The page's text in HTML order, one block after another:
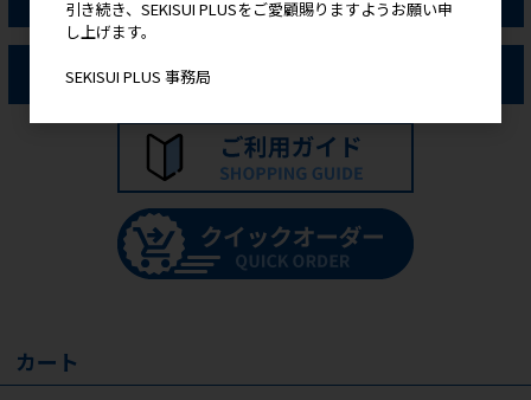
カート
引き続き、SEKISUI PLUSをご愛顧賜りますようお願い申
し上げます。
SEKISUI PLUS 事務局